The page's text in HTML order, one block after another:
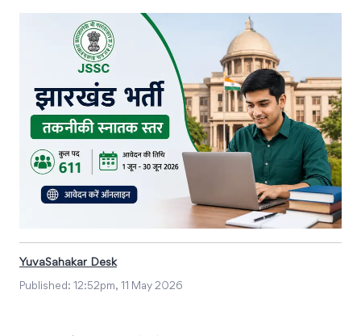
YuvaSahakar Desk
Published: 12:52pm, 11 May 2026